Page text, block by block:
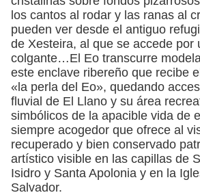
los cantos al rodar y las ranas al
pueden ver desde el antiguo
de Xesteira, al que se accede por
colgante…El Eo transcurre
este enclave ribereño que recibe
«la perla del Eo», quedando
fluvial de El Llano y su área
simbólicos de la apacible vida de
siempre acogedor que ofrece al
recuperado y bien conservado
artístico visible en las capillas de
Isidro y Santa Apolonia y en la
Salvador.